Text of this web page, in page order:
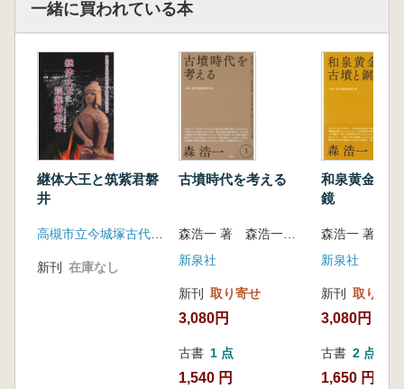
一緒に買われている本
継体大王と筑紫君磐
井
新刊 在庫なし
古墳時代を考える
新泉社
新刊 取り寄せ
3,080円
古書 1 点
1,540 円
和泉黄金塚
鏡
新泉社
新刊 取り寄せ
3,080円
古書 2 点
1,650 円~